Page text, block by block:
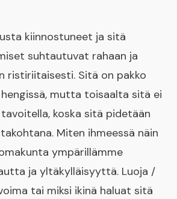
kiinnostuneet ja sitä
suhtautuvat rahaan ja
ristiriitaisesti. Sitä on pakko
mutta toisaalta sitä ei
koska sitä pidetään
Miten ihmeessä näin
ympärillämme
ja yltäkylläisyyttä. Luoja /
tai miksi ikinä haluat sitä